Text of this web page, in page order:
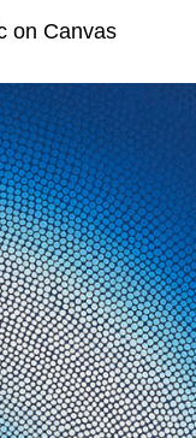
on Canvas